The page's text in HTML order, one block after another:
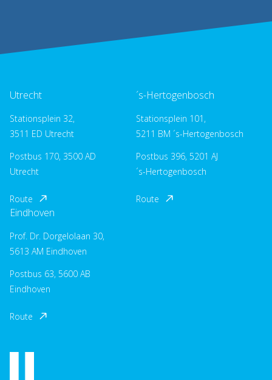
Utrecht
Stationsplein 32,
3511 ED Utrecht
Postbus 170, 3500 AD
Utrecht
Route
´s-Hertogenbosch
Stationsplein 101,
5211 BM ´s-Hertogenbosch
Postbus 396, 5201 AJ
´s-Hertogenbosch
Route
Eindhoven
Prof. Dr. Dorgelolaan 30,
5613 AM Eindhoven
Postbus 63, 5600 AB
Eindhoven
Route